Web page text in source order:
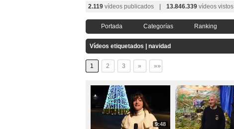
2.119 vídeos publicados 13.846.339 vídeos vistos
Portada Categorías Ranking
Vídeos etiquetados | navidad
1 2 3 » »»
9:48